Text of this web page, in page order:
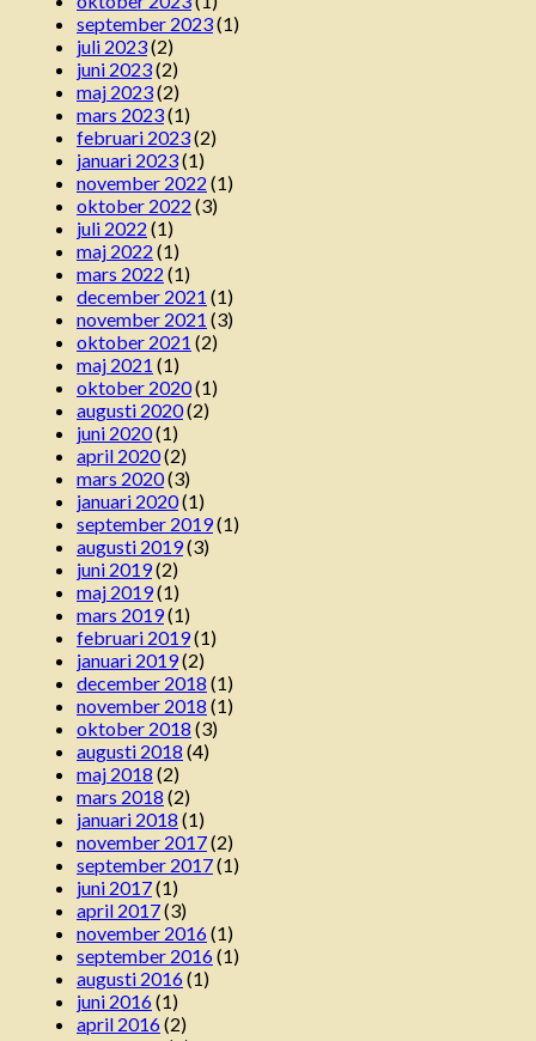
september 2023(1)
juli 2023(2)
juni 2023(2)
maj 2023(2)
mars 2023(1)
februari 2023(2)
januari 2023(1)
november 2022 (1)
oktober 2022 (3)
juli 2022 (1)
maj 2022 (1)
mars 2022 (1)
december 2021 (1)
november 2021 (3)
oktober 2021 (2)
maj 2021 (1)
oktober 2020(1)
augusti 2020(2)
juni 2020(1)
april 2020(2)
mars 2020(3)
januari 2020(1)
september 2019(1)
augusti 2019(3)
juni 2019(2)
maj 2019(1)
mars 2019(1)
februari 2019(1)
januari 2019(2)
december 2018 (1)
november 2018 (1)
oktober 2018 (3)
augusti 2018 (4)
maj 2018 (2)
mars 2018 (2)
januari 2018 (1)
november 2017(2)
september 2017(1)
juni 2017(1)
april 2017(3)
november 2016(1)
september 2016(1)
augusti 2016(1)
juni 2016(1)
april 2016(2)